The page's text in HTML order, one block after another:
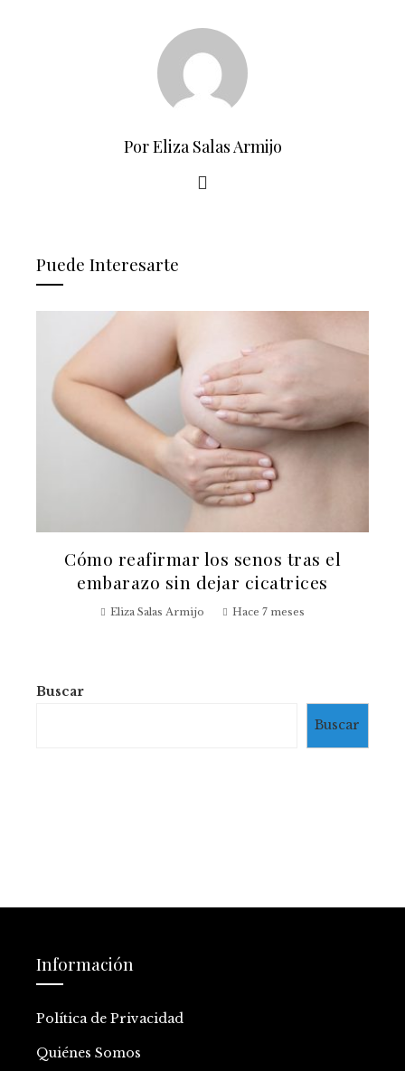
Por Eliza Salas Armijo
Puede Interesarte
Cómo reafirmar los senos tras el
embarazo sin dejar cicatrices
Eliza Salas Armijo Hace 7 meses
Buscar
Buscar
Información
Política de Privacidad
Quiénes Somos